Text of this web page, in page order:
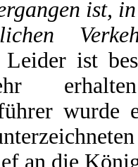
ist,
ist
an die